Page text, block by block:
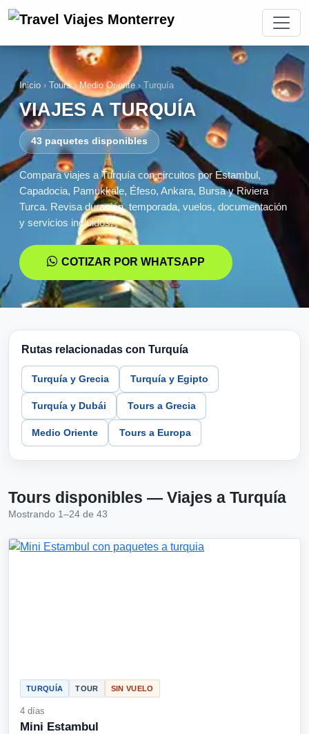
Inicio › Tours ›Medio Oriente › Turquía
VIAJES A TURQUÍA
43 paquetes disponibles
Compara viajes a Turquía con circuitos por Estambul,
Capadocia, Pamukkale, Éfeso, Ankara, Bursa y Riviera
Turca. Revisa duración, temporada, vuelos, documentación
y servicios incluidos.
COTIZAR POR WHATSAPP
Rutas relacionadas con Turquía
Turquía y Grecia Turquía y Egipto
Turquía y Dubái Tours a Grecia
Medio Oriente Tours a Europa
Tours disponibles — Viajes a Turquía
Mostrando 1–24 de 43
TURQUÍA TOUR SIN VUELO
4 días
Mini Estambul